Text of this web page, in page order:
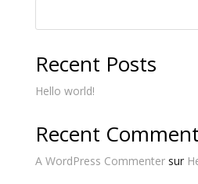
Recent Posts
Hello world!
Recent
A WordPress Commentersur